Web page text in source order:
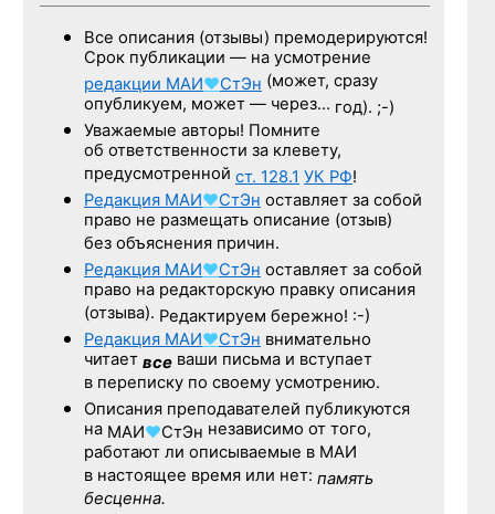
Все описания (отзывы) премодерируются!
Срок публикации — на усмотрение
редакции МАИ♥СтЭн (может, сразу
опубликуем, может — через… год). ;-)
Уважаемые авторы! Помните
об ответственности за клевету,
предусмотренной ст. 128.1 УК РФ!
Редакция МАИ♥СтЭн оставляет за собой
право не размещать описание (отзыв)
без объяснения причин.
Редакция МАИ♥СтЭн оставляет за собой
право на редакторскую правку описания
(отзыва). Редактируем бережно! :-)
Редакция МАИ♥СтЭн внимательно
читает все ваши письма и вступает
в переписку по своему усмотрению.
Описания преподавателей публикуются
на МАИ♥СтЭн независимо от того,
работают ли описываемые в МАИ
в настоящее время или нет: память
бесценна.